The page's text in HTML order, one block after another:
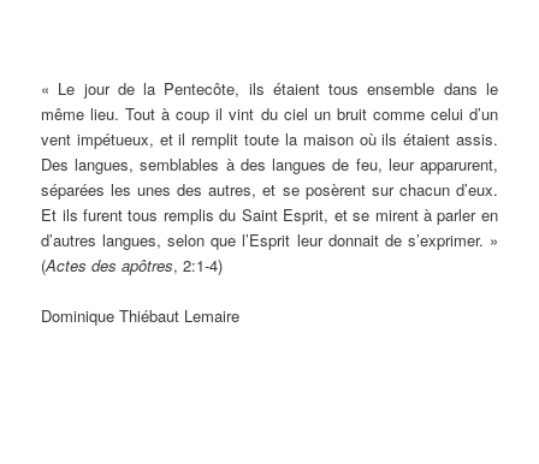
« Le jour de la Pentecôte, ils étaient tous ensemble dans le
même lieu. Tout à coup il vint du ciel un bruit comme celui d’un
vent impétueux, et il remplit toute la maison où ils étaient assis.
Des langues, semblables à des langues de feu, leur apparurent,
séparées les unes des autres, et se posèrent sur chacun d’eux.
Et ils furent tous remplis du Saint Esprit, et se mirent à parler en
d’autres langues, selon que l’Esprit leur donnait de s’exprimer. »
(Actes des apôtres, 2:1-4)
Dominique Thiébaut Lemaire